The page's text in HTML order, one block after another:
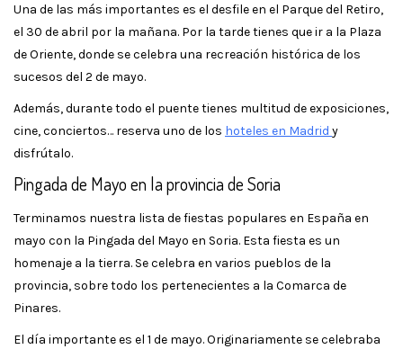
Una de las más importantes es el desfile en el Parque del Retiro,
el 30 de abril por la mañana. Por la tarde tienes que ir a la Plaza
de Oriente, donde se celebra una recreación histórica de los
sucesos del 2 de mayo.
Además, durante todo el puente tienes multitud de exposiciones,
cine, conciertos… reserva uno de los hoteles en Madrid y
disfrútalo.
Pingada de Mayo en la provincia de Soria
Terminamos nuestra lista de fiestas populares en España en
mayo con la Pingada del Mayo en Soria. Esta fiesta es un
homenaje a la tierra. Se celebra en varios pueblos de la
provincia, sobre todo los pertenecientes a la Comarca de
Pinares.
El día importante es el 1 de mayo. Originariamente se celebraba